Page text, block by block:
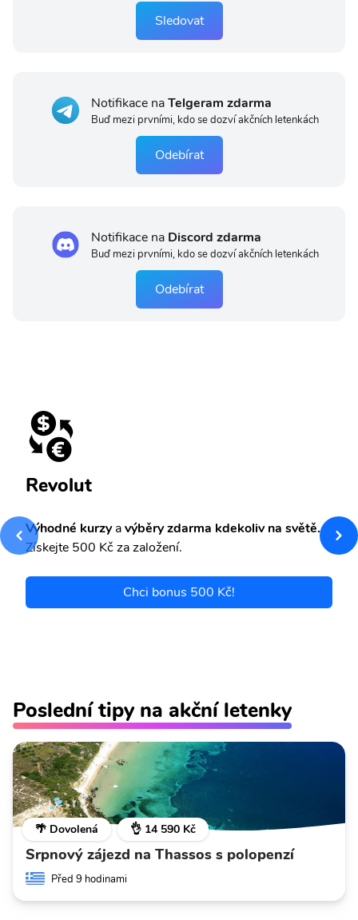
Sledovat
Notifikace naTelgeram zdarma
Buď mezi prvními, kdo se dozví akčních letenkách
Odebírat
Notifikace na Discord zdarma
Buď mezi prvními, kdo se dozví akčních letenkách
Odebírat
Revolut
Výhodné kurzyavýběry zdarma kdekoliv na světě.
Získejte 500 Kč za založení.
Chci bonus 500 Kč!
Poslední tipy na akční letenky
🌴 Dovolená 👌 14 590 Kč
Srpnový zájezd na Thassos s polopenzí
Před 9 hodinami